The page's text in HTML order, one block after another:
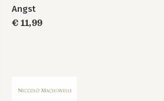
Angst
€ 11,99